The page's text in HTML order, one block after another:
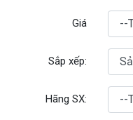
Giá
Sắp xếp:
Hãng SX: